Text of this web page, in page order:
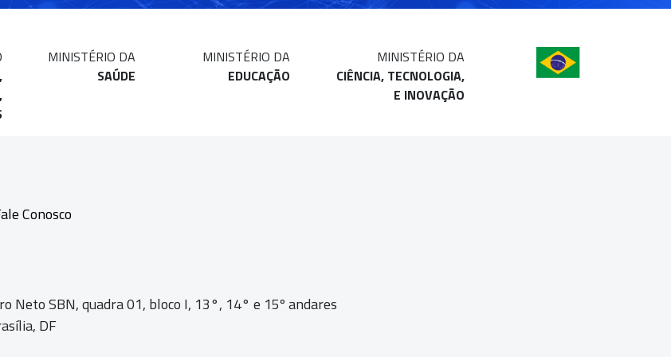
MINISTÉRIO DA
SAÚDE
MINISTÉRIO DA
EDUCAÇÃO
MINISTÉRIO DA
CIÊNCIA, TECNOLOGIA,
E INOVAÇÃO
Conosco
Neto SBN, quadra 01, bloco I, 13°, 14° e 15º andares
DF